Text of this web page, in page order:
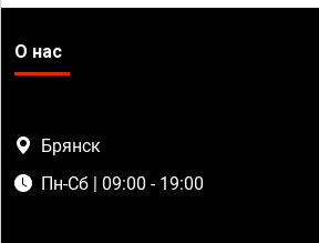
О нас
Брянск
Пн-Сб | 09:00 - 19:00